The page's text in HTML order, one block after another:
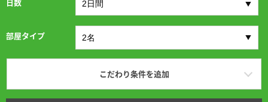
部屋タイプ
こだわり条件を追加